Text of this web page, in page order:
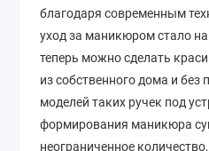
благодаря современным
уход за маникюром стало
теперь можно сделать
из собственного дома и
моделей таких ручек под
формирования маникюра
неограниченное